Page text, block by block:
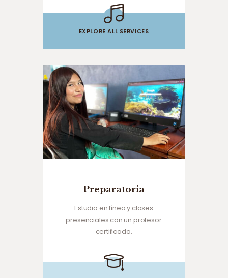
EXPLORE ALL SERVICES
Preparatoria
Estudio en línea y clases
presenciales con un profesor
certificado.